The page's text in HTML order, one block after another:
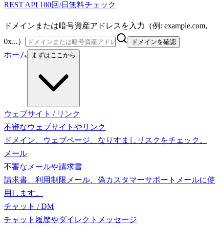
REST API 100回/日無料チェック
ドメインまたは暗号資産アドレスを入力（例: example.com,
0x...）
ドメインを確認
ホーム まずはここから
ウェブサイト / リンク
不審なウェブサイトやリンク
ドメイン、ウェブページ、なりすましリスクをチェック。
メール
不審なメールや請求書
請求書、利用制限メール、偽カスタマーサポートメールに使
用します。
チャット / DM
チャット履歴やダイレクトメッセージ